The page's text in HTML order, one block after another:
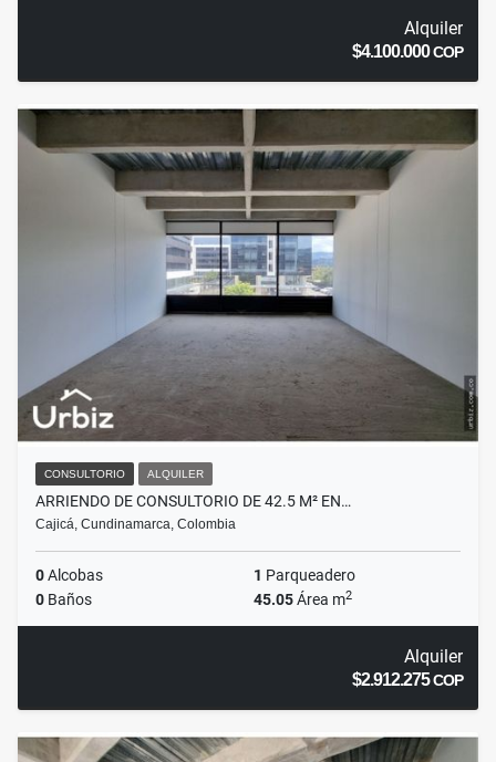
Alquiler
$4.100.000COP
CONSULTORIO ALQUILER
ARRIENDO DE CONSULTORIO DE 42.5 M² EN…
Cajicá, Cundinamarca, Colombia
0Alcobas 1 Parqueadero
0 Baños 45.05Área m2
Alquiler
$2.912.275COP